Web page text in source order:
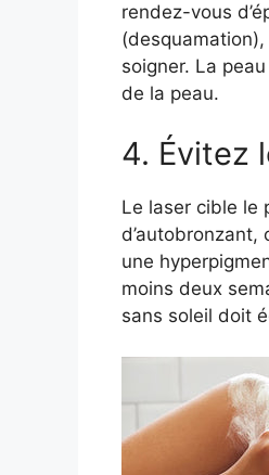
rendez-vous
soigner. La
de la peau.
4. Évitez
Le laser cible le
une
moins deux
sans soleil doit